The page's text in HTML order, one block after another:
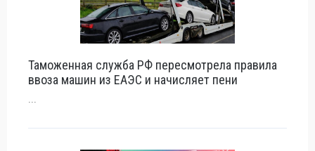
Таможенная служба РФ пересмотрела правила
ввоза машин из ЕАЭС и начисляет пени
...